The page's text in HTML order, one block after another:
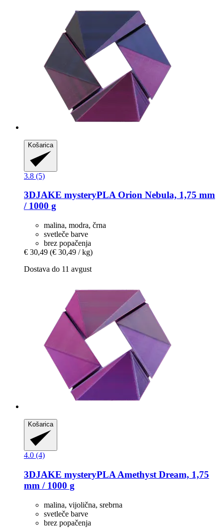
Košarica
3.8 (5)
3DJAKE mysteryPLA Orion Nebula, 1,75 mm
/ 1000 g
malina, modra, črna
svetleče barve
brez popačenja
€ 30,49 (€ 30,49 / kg)
Dostava do 11 avgust
Košarica
4.0 (4)
3DJAKE mysteryPLA Amethyst Dream, 1,75
mm / 1000 g
malina, vijolična, srebrna
svetleče barve
brez popačenja